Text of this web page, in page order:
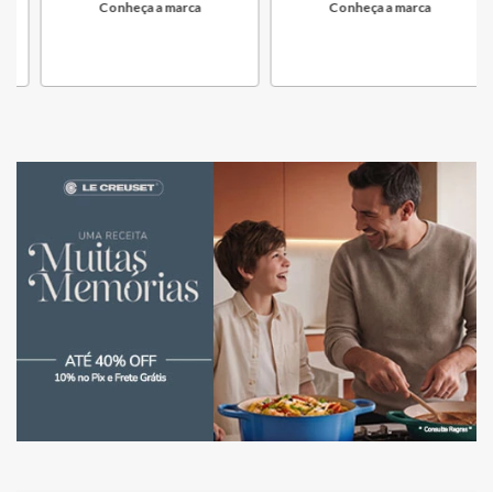
Conheça a marca Conheça a marca